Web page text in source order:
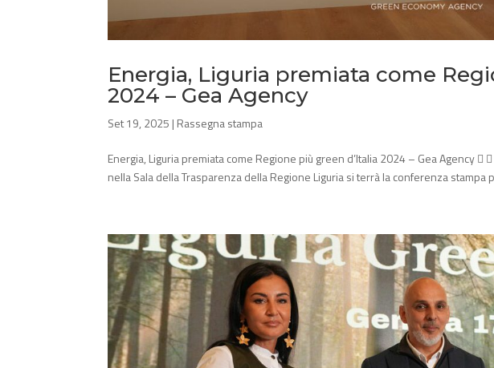
Energia, Liguria premiata come
2024 – Gea Agency
Set 19, 2025 | Rassegna stampa
Energia, Liguria premiata come Regione più green d’Italia 2024 – Gea Agency
nella Sala della Trasparenza della Regione Liguria si terrà la conferenza